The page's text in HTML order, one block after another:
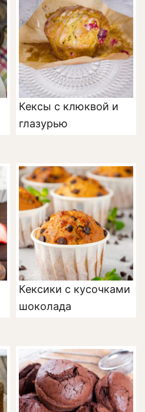
Кексы с клюквой и
глазурью
Кексики с кусочками
шоколада